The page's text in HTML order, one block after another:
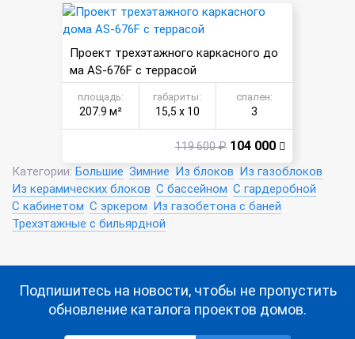
Проект трехэтажного каркасного до
ма AS-676F с террасой
площадь:
207.9 м²
габариты:
15,5 х 10
спален:
3
119 600 ₽ 104 000
Категории: Большие Зимние Из блоков
Из газоблоков
Из керамических блоков С бассейном С гардеробной
С кабинетом С эркером
Из газобетона с баней
Трехэтажные с бильярдной
Подпишитесь на новости, чтобы не пропустить
обновление каталога проектов домов.